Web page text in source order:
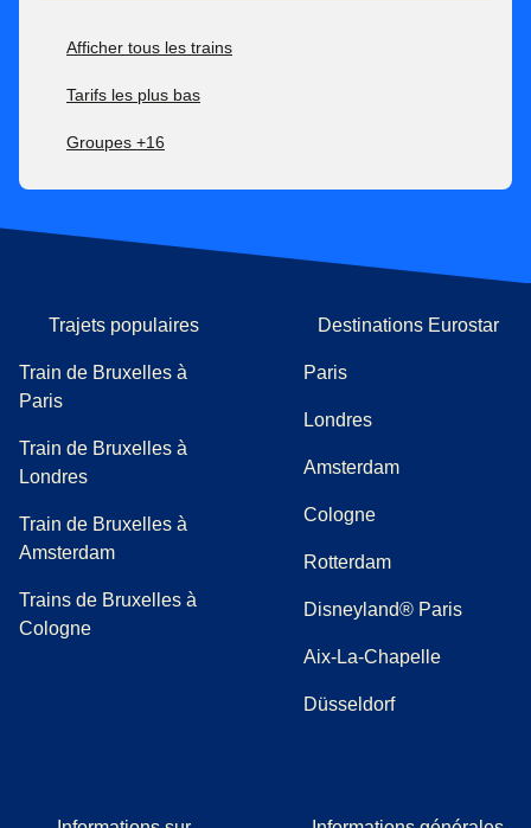
Afficher tous les trains
Tarifs les plus bas
Groupes +16
Trajets populaires
Train de Bruxelles à
Paris
Train de Bruxelles à
Londres
Train de Bruxelles à
Amsterdam
Trains de Bruxelles à
Cologne
Destinations Eurostar
Paris
Londres
Amsterdam
Cologne
Rotterdam
Disneyland® Paris
Aix-La-Chapelle
Düsseldorf